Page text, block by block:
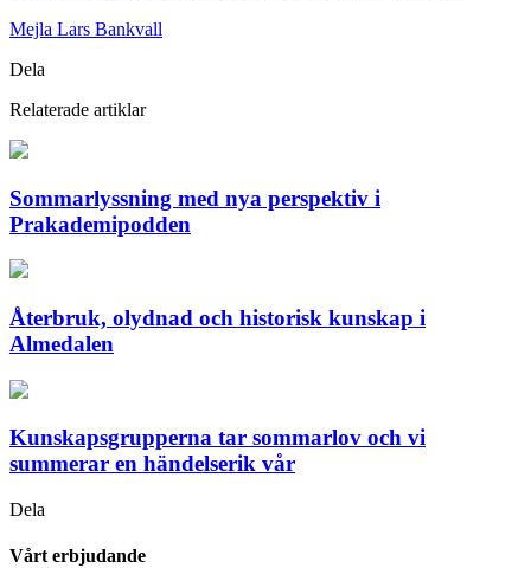
Mejla Lars Bankvall
Dela
Relaterade artiklar
Sommarlyssning med nya perspektiv i
Prakademipodden
Återbruk, olydnad och historisk kunskap i
Almedalen
Kunskapsgrupperna tar sommarlov och vi
summerar en händelserik vår
Dela
Vårt erbjudande